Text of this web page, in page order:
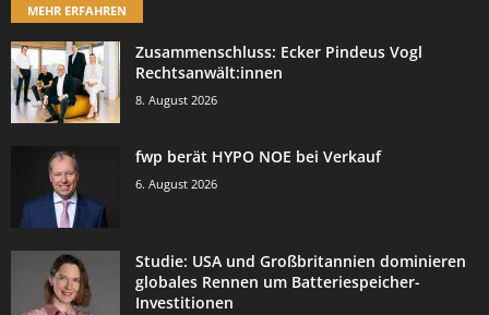
MEHR ERFAHREN
Zusammenschluss: Ecker Pindeus Vogl
Rechtsanwält:innen
8. August 2026
fwp berät HYPO NOE bei Verkauf
6. August 2026
Studie: USA und Großbritannien dominieren
globales Rennen um Batteriespeicher-
Investitionen